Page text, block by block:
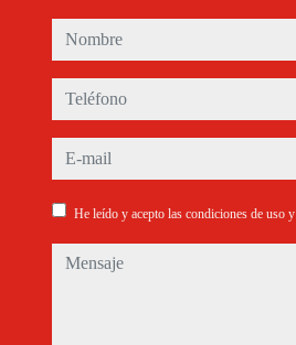
nombre
teléfono
e-mail
He leído y acepto las condiciones de uso y
mensaje